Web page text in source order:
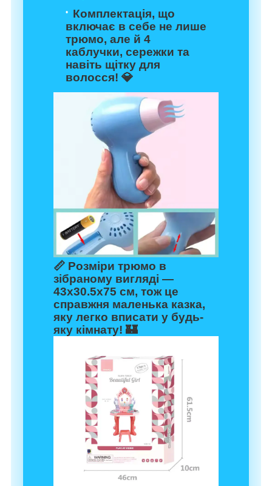
Комплектація, що
включає в себе не лише
трюмо, але й 4
каблучки, сережки та
навіть щітку для
волосся! 💎
📏 Розміри трюмо в
зібраному вигляді —
43х30.5х75 см, тож це
справжня маленька казка,
яку легко вписати у будь-
яку кімнату! 🏰